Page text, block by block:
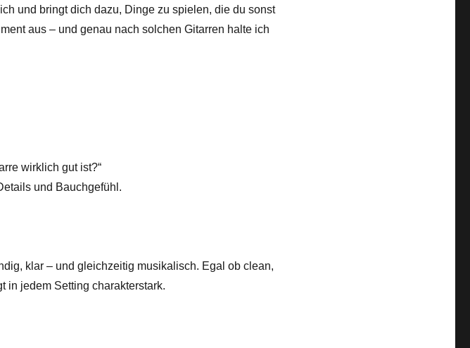
und bringt dich dazu, Dinge zu spielen, die du sonst
aus – und genau nach solchen Gitarren halte ich
wirklich gut ist?“
und Bauchgefühl.
klar – und gleichzeitig musikalisch. Egal ob clean,
in jedem Setting charakterstark.